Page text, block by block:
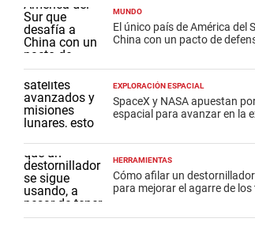
MUNDO
El único país de América del
China con un pacto de
EXPLORACIÓN ESPACIAL
SpaceX y NASA apuestan
espacial para avanzar en la
HERRAMIENTAS
Cómo afilar un
para mejorar el agarre de